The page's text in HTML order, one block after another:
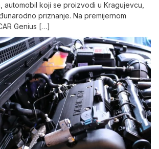
automobil koji se proizvodi u Kragujevcu,
priznanje. Na premijernom
Genius […]